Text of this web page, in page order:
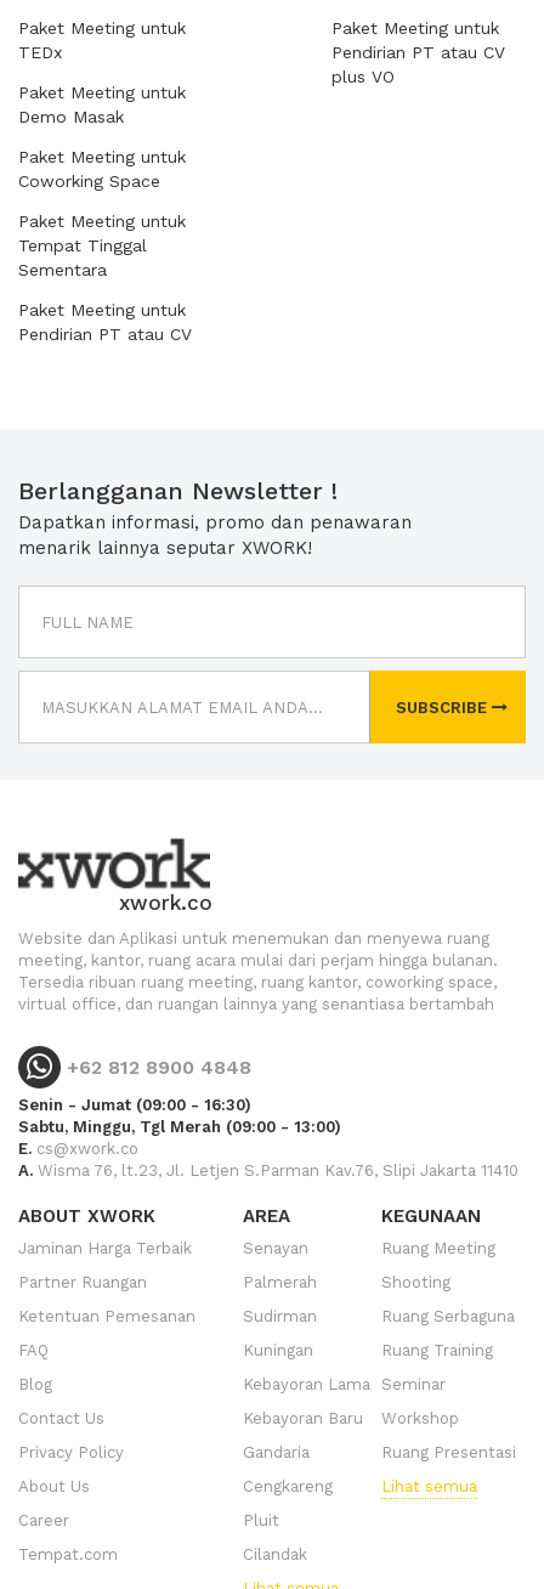
Paket Meeting untuk
TEDx
Paket Meeting untuk
Demo Masak
Paket Meeting untuk
Coworking Space
Paket Meeting untuk
Tempat Tinggal
Sementara
Paket Meeting untuk
Pendirian PT atau CV
Paket Meeting untuk
Pendirian PT atau CV
plus VO
Berlangganan Newsletter !
Dapatkan informasi, promo dan penawaran
menarik lainnya seputar XWORK!
SUBSCRIBE
xwork.co
Website dan Aplikasi untuk menemukan dan menyewa ruang
meeting, kantor, ruang acara mulai dari perjam hingga bulanan.
Tersedia ribuan ruang meeting, ruang kantor, coworking space,
virtual office, dan ruangan lainnya yang senantiasa bertambah
+62 812 8900 4848
Senin - Jumat (09:00 - 16:30)
Sabtu, Minggu, Tgl Merah (09:00 - 13:00)
E. cs@xwork.co
A. Wisma 76, lt.23, Jl. Letjen S.Parman Kav.76, Slipi Jakarta 11410
ABOUT XWORK
Jaminan Harga Terbaik
Partner Ruangan
Ketentuan Pemesanan
FAQ
Blog
Contact Us
Privacy Policy
About Us
Career
Tempat.com
AREA
Senayan
Palmerah
Sudirman
Kuningan
Kebayoran Lama
Kebayoran Baru
Gandaria
Cengkareng
Pluit
Cilandak
KEGUNAAN
Ruang Meeting
Shooting
Ruang Serbaguna
Ruang Training
Seminar
Workshop
Ruang Presentasi
Lihat semua